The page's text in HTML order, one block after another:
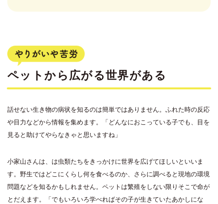
ペットから広がる世界がある
話せない生き物の病状を知るのは簡単ではありません。ふれた時の反応
や目力などから情報を集めます。「どんなにおこっている子でも、目を
見ると助けてやらなきゃと思いますね」
小家山さんは、は虫類たちをきっかけに世界を広げてほしいといいま
す。野生ではどこにくらし何を食べるのか、さらに調べると現地の環境
問題などを知るかもしれません。ペットは繁殖をしない限りそこで命が
とだえます。「でもいろいろ学べればその子が生きていたあかしにな